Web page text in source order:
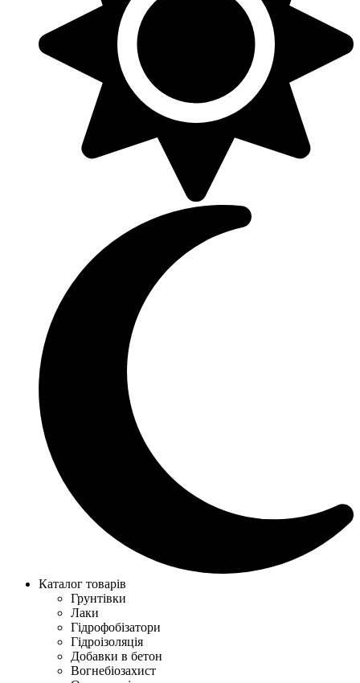
Каталог товарів
Грунтівки
Лаки
Гідрофобізатори
Гідроізоляція
Добавки в бетон
Вогнебіозахист